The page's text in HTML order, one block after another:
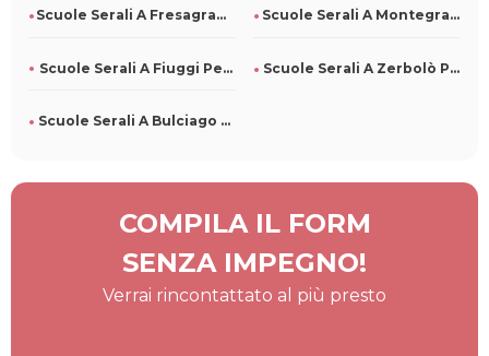
Scuole Serali A Fresagrandinaria Per Tutti Scuole Serali A Montegranaro Per Tutti
Scuole Serali A Fiuggi Per Tutti Scuole Serali A Zerbolò Per Tutti
Scuole Serali A Bulciago Per Tutti
COMPILA IL FORM
SENZA IMPEGNO!
Verrai rincontattato al più presto